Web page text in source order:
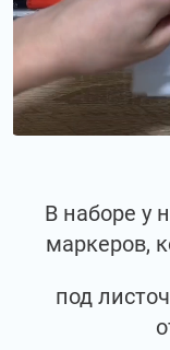
В наборе у
маркеров,
под